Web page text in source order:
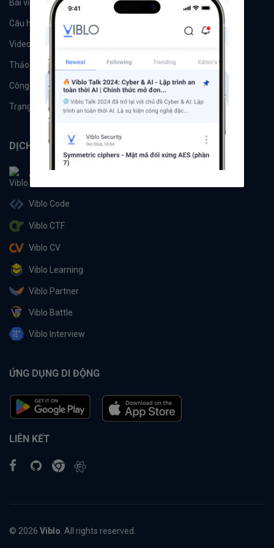
Bài viết Tổ chức
Câu hỏi
Videos
Thảo luận Đề xuất hệ thống
Công cụ Machine Learning
Trạng thái hệ thống
DỊCH VỤ
Viblo
Viblo Code
Viblo CTF
Viblo CV
Viblo Learning
Viblo Partner
Viblo Battle
Viblo Interview
ỨNG DỤNG DI ĐỘNG
LIÊN KẾT
© 2026 Viblo . All rights reserved.